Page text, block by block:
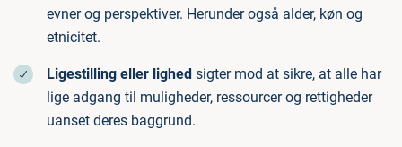
evner og perspektiver. Herunder også alder, køn og
etnicitet.
Ligestilling eller lighed sigter mod at sikre, at alle har
lige adgang til muligheder, ressourcer og rettigheder
uanset deres baggrund.